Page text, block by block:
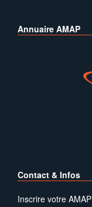
Annuaire AMAP
Contact & Infos
Inscrire votre AMAP